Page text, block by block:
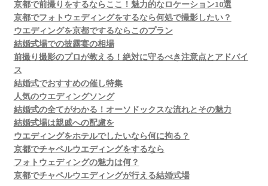
京都で前撮りをするならここ！魅力的なロケーション10選
京都でフォトウェディングをするなら何処で撮影したい？
ウエディングを京都でするならこのプラン
結婚式場での披露宴の相場
前撮り撮影のプロが教える！絶対に守るべき注意点とアドバイ
ス
結婚式でおすすめの催し特集
人気のウエディングソング
結婚式の全てがわかる！オーソドックスな流れとその魅力
結婚式場は親戚への配慮を
ウエディングをホテルでしたいなら何に拘る？
京都でチャペルウエディングをするなら
フォトウェディングの魅力は何？
京都でチャペルウエディングが行える結婚式場